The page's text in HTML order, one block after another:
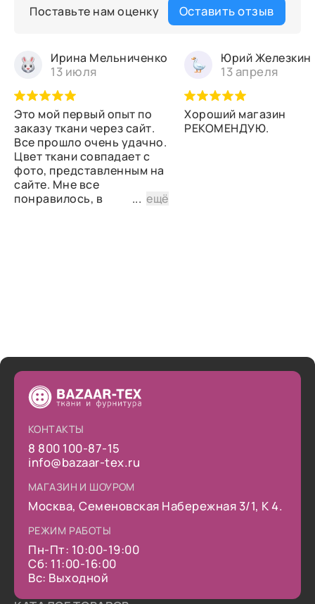
Поставьте нам оценку Оставить отзыв
Ирина Мельниченко
13 июля
Это мой первый опыт по
заказу ткани через сайт.
Все прошло очень удачно.
Цвет ткани совпадает с
фото, представленным на
сайте. Мне все
понравилось, в
...ещё
Юрий Железкин
13 апреля
Хороший магазин
РЕКОМЕНДУЮ.
КОНТАКТЫ
8 800 100-87-15
info@bazaar-tex.ru
МАГАЗИН И ШОУРОМ
Москва, Семеновская Набережная 3/1, К 4.
РЕЖИМ РАБОТЫ
Пн-Пт: 10:00-19:00
Сб: 11:00-16:00
Вс: Выходной